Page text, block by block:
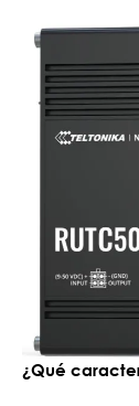
¿Qué